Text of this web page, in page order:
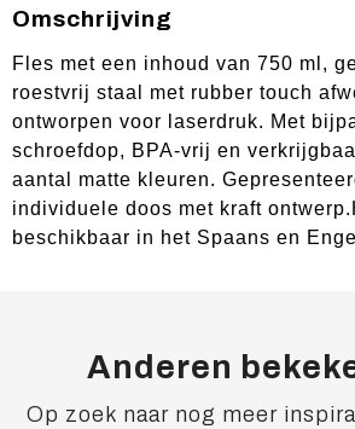
Omschrijving
Fles met een inhoud van 750 ml,
roestvrij staal met rubber touch
ontworpen voor laserdruk. Met
schroefdop, BPA-vrij en
aantal matte kleuren.
individuele doos met kraft
beschikbaar in het Spaans en
Anderen
Op zoek naar nog meer